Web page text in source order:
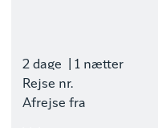
2 dage
| 1 nætter
Rejse nr.
Afrejse fra